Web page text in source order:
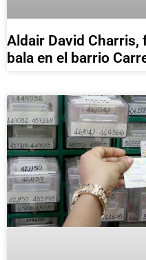
Aldair David Charris,
bala en el barrio